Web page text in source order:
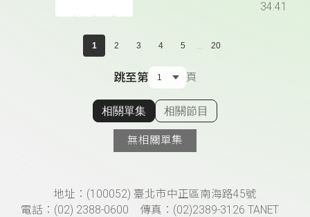
34:41
1 2 3 4 5 20
跳至第 頁
顯示相關單集
相關單集 相關節目
無相關單集
頁尾資訊地址：(100052) 臺北市中正區南海路45號
電話：(02) 2388-0600 傳真：(02)2389-3126 TANET